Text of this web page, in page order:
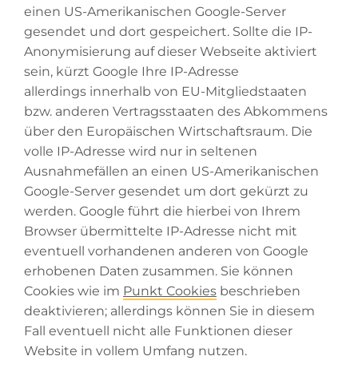
einen US-Amerikanischen Google-Server
gesendet und dort gespeichert. Sollte die IP-
Anonymisierung auf dieser Webseite aktiviert
sein, kürzt Google Ihre IP-Adresse
allerdings innerhalb von EU-Mitgliedstaaten
bzw. anderen Vertragsstaaten des Abkommens
über den Europäischen Wirtschaftsraum. Die
volle IP-Adresse wird nur in seltenen
Ausnahmefällen an einen US-Amerikanischen
Google-Server gesendet um dort gekürzt zu
werden. Google führt die hierbei von Ihrem
Browser übermittelte IP-Adresse nicht mit
eventuell vorhandenen anderen von Google
erhobenen Daten zusammen. Sie können
Cookies wie im Punkt Cookies beschrieben
deaktivieren; allerdings können Sie in diesem
Fall eventuell nicht alle Funktionen dieser
Website in vollem Umfang nutzen.